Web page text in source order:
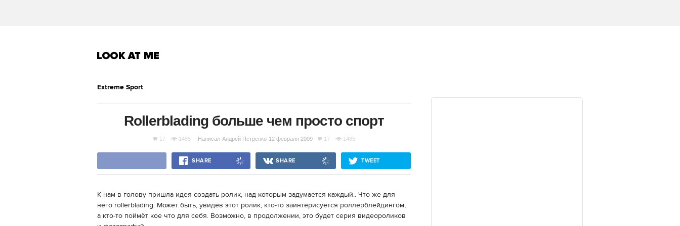
Extreme Sport
Rollerblading больше чем просто спорт
17 1485 Написал Андрей Петренко 12 февраля 2009 17 1485
SHARE SHARE TWEET
К нам в голову пришла идея создать ролик, над которым задумается каждый.. Что же для
него rollerblading. Может быть, увидев этот ролик, кто-то заинтерисуется роллерблейдингом,
а кто-то поймёт кое что для себя. Возможно, в продолжении, это будет серия видеороликов